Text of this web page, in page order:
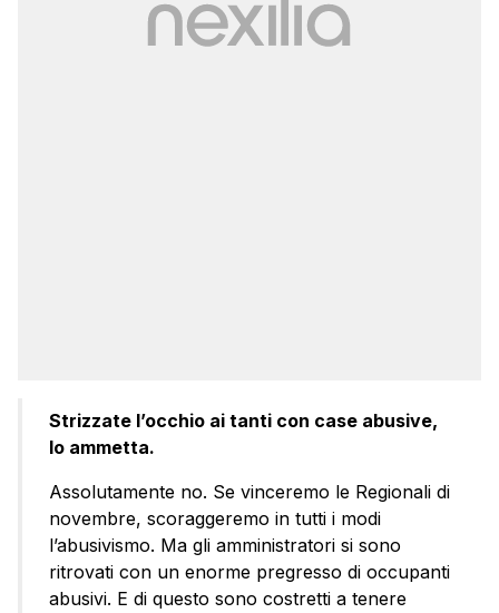
Strizzate l’occhio ai tanti con case abusive,
lo ammetta.
Assolutamente no. Se vinceremo le Regionali di
novembre, scoraggeremo in tutti i modi
l’abusivismo. Ma gli amministratori si sono
ritrovati con un enorme pregresso di occupanti
abusivi. E di questo sono costretti a tenere